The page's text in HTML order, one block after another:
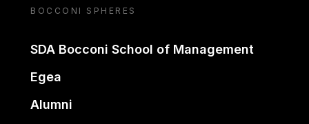
BOCCONI SPHERES
SDA Bocconi School of Management
Egea
Alumni